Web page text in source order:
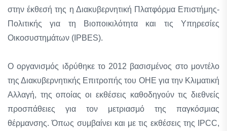
στην έκθεσή της η Διακυβερνητική Πλατφόρμα Επιστήμης-
Πολιτικής για τη Βιοποικιλότητα και τις Υπηρεσίες
Οικοσυστημάτων (IPBES).
O οργανισμός ιδρύθηκε το 2012 βασισμένος στο μοντέλο
της Διακυβερνητικής Επιτροπής του ΟΗΕ για την Κλιματική
Αλλαγή, της οποίας οι εκθέσεις καθοδηγούν τις διεθνείς
προσπάθειες για τον μετριασμό της παγκόσμιας
θέρμανσης. Όπως συμβαίνει και με τις εκθέσεις της IPCC,